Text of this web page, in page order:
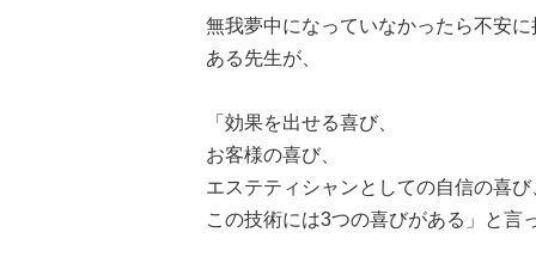
無我夢中になっていなかったら不安
ある先生が、
「効果を出せる喜び、
お客様の喜び、
エステティシャンとしての自信の喜び
この技術には3つの喜びがある」と言